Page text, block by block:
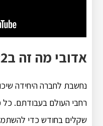
אדובי מה זה ב2022?
נחשבת לחברה היחידה
שקלים בחודש כדי